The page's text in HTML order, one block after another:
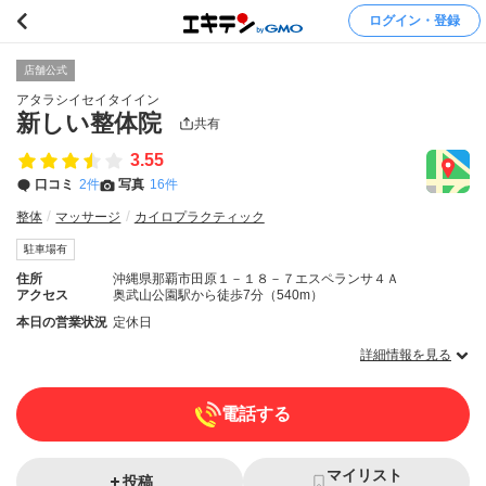
ログイン・登録
店舗公式
アタラシイセイタイイン
新しい整体院 共有
3.55
口コミ 2件 写真 16件
整体 マッサージ カイロプラクティック
駐車場有
住所
沖縄県那覇市田原１－１８－７エスペランサ４Ａ
アクセス
奥武山公園駅から徒歩7分（540m）
本日の営業状況 定休日
詳細情報を見る
電話する
投稿 マイリスト